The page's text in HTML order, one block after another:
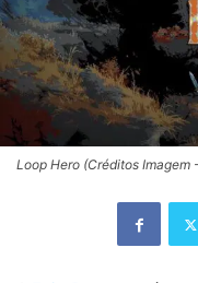
Loop Hero (Créditos Imagem